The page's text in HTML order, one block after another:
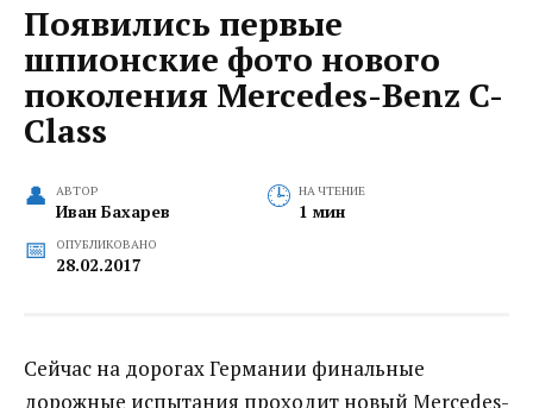
Появились первые
шпионские фото нового
поколения Mercedes-Benz C-
Class
АВТОР
Иван Бахарев
НА ЧТЕНИЕ
1 мин
ОПУБЛИКОВАНО
28.02.2017
Сейчас на дорогах Германии финальные
дорожные испытания проходит новый Mercedes-